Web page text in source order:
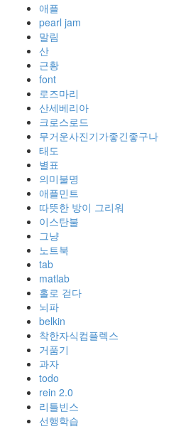
애플
pearl jam
말림
산
근황
font
로즈마리
산세베리아
크로스로드
무거운사진기가좋긴좋구나
태도
별표
의미불명
애플민트
따뜻한 방이 그리워
이스탄불
그냥
노트북
tab
matlab
홀로 걷다
뇌파
belkin
착한자식컴플렉스
거품기
과자
todo
rein 2.0
리틀빈스
선행학습